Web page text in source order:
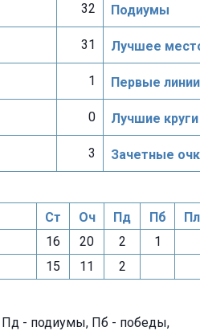
32 Подиумы
31 Лучшее
1 Первые линии
0 Лучшие круги
3 Зачетные
Ст Оч Пд Пб
Пл
16 20 2
1
15 11 2
Пд - подиумы, Пб - победы,